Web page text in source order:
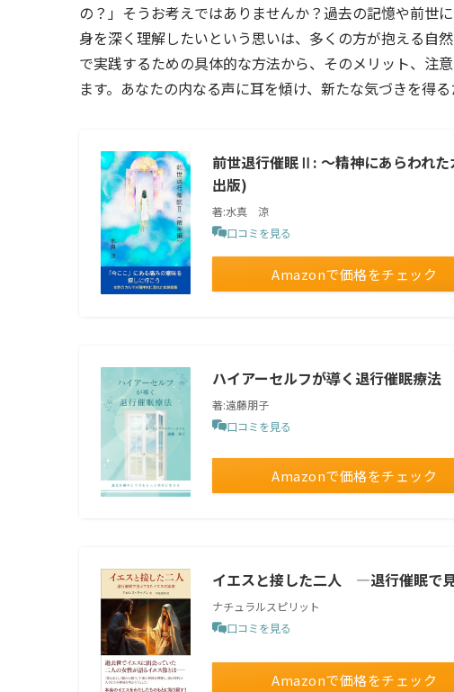
の？」そうお考えではありませんか？過去の記憶や前世
身を深く理解したいという思いは、多くの方が抱える自
で実践するための具体的な方法から、そのメリット、注
ます。あなたの内なる声に耳を傾け、新たな気づきを得
前世退行催眠Ⅱ: ～精神にあらわれ
出版)
著:水真 涼
口コミを見る
Amazonで価格をチェック
ハイアーセルフが導く退行催眠療
著:遠藤朋子
口コミを見る
Amazonで価格をチェック
イエスと接した二人 ―退行催眠で
ナチュラルスピリット
口コミを見る
Amazonで価格をチェック